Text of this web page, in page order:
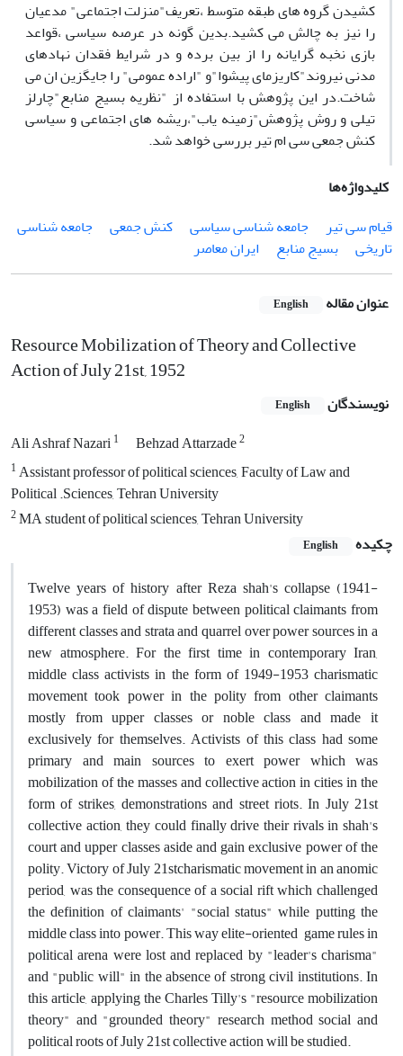
کشیدن گروه های طبقه متوسط ،تعریف"منزلت اجتماعی" مدعیان
را نیز به چالش می کشید.بدین گونه در عرصه سیاسی ،قواعد
بازی نخبه گرایانه را از بین برده و در شرایط فقدان نهادهای
مدنی نیروند"کاریزمای پیشوا"و "اراده عمومی" را جایگزین ان می
شاخت.در این پژوهش با استفاده از "نظریه بسیج منابع"چارلز
تیلی و روش پژوهش"زمینه یاب"،ریشه های اجتماعی و سیاسی
کنش جمعی سی ام تیر بررسی خواهد شد.
کلیدواژه‌ها
قیام سی تیر
جامعه شناسی سیاسی کنش جمعی
جامعه شناسی
تاریخی
بسیج منابع ایران معاصر
عنوان مقاله English
Resource Mobilization of Theory and Collective
Action of July 21st, 1952
نویسندگان English
Ali Ashraf Nazari1 Behzad Attarzade2
1Assistant professor of political sciences, Faculty of Law and
Political .Sciences, Tehran University
2MA student of political sciences, Tehran University
چکیده
English
Twelve years of history after Reza shah's collapse (1941-
1953) was a field of dispute between political claimants from
different classes and strata and quarrel over power sources in a
new atmosphere. For the first time in contemporary Iran,
middle class activists in the form of 1949-1953 charismatic
movement took power in the polity from other claimants
mostly from upper classes or noble class and made it
exclusively for themselves. Activists of this class had some
primary and main sources to exert power which was
mobilization of the masses and collective action in cities in the
form of strikes, demonstrations and street riots. In July 21st
collective action, they could finally drive their rivals in shah's
court and upper classes aside and gain exclusive power of the
polity. Victory of July 21stcharismatic movement in an anomic
period, was the consequence of a social rift which challenged
the definition of claimants' "social status" while putting the
middle class into power. This way elite-oriented game rules in
political arena were lost and replaced by "leader's charisma"
and "public will" in the absence of strong civil institutions. In
this article, applying the Charles Tilly's "resource mobilization
theory" and "grounded theory" research method social and
political roots of July 21st collective action will be studied.